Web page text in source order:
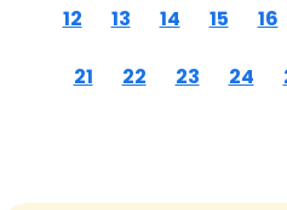
12 13 14 15 16
21 22 23 24